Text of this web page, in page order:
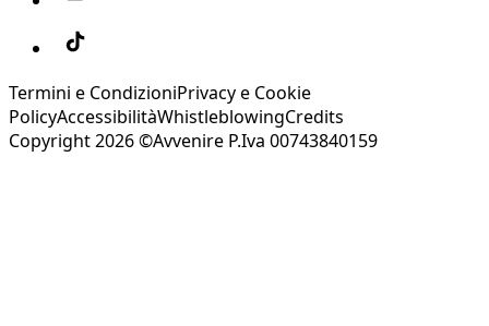
Termini e CondizioniPrivacy e Cookie
PolicyAccessibilitàWhistleblowingCredits
Copyright 2026 ©Avvenire P.Iva 00743840159